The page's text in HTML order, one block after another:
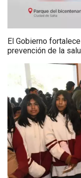
El Gobierno
prevención de la